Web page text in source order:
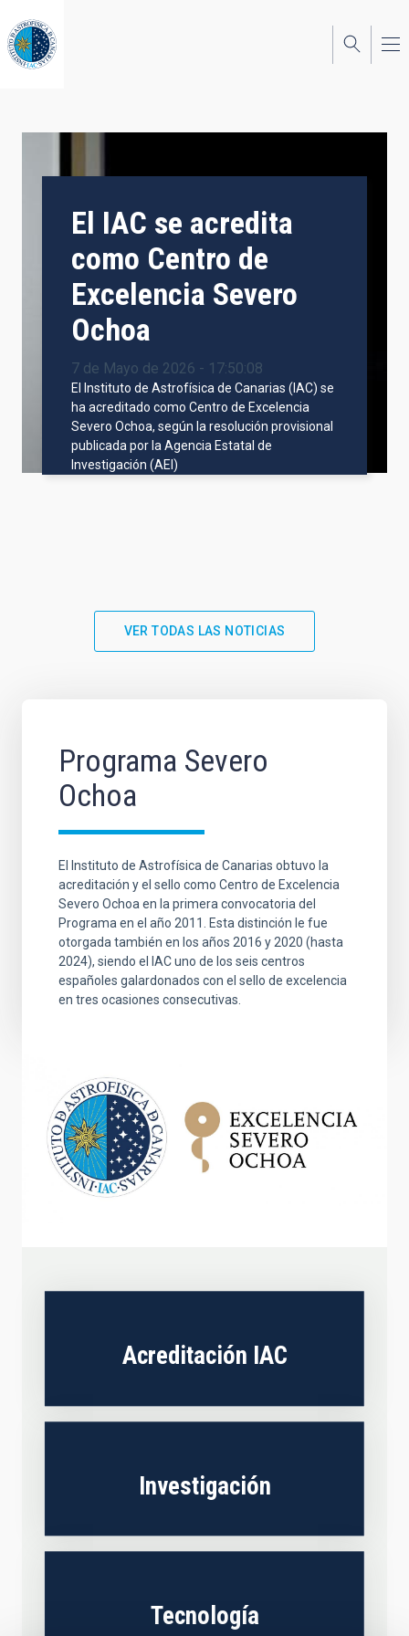
al
contenido
principal
El IAC se acredita
como Centro de
Excelencia Severo
Ochoa
7 de Mayo de 2026 - 17:50:08
El Instituto de Astrofísica de Canarias (IAC) se
ha acreditado como Centro de Excelencia
Severo Ochoa, según la resolución provisional
publicada por la Agencia Estatal de
Investigación (AEI)
VER TODAS LAS NOTICIAS
Programa Severo
Ochoa
El Instituto de Astrofísica de Canarias obtuvo la
acreditación y el sello como Centro de Excelencia
Severo Ochoa en la primera convocatoria del
Programa en el año 2011. Esta distinción le fue
otorgada también en los años 2016 y 2020 (hasta
2024), siendo el IAC uno de los seis centros
españoles galardonados con el sello de excelencia
en tres ocasiones consecutivas.
Acreditación IAC
Investigación
Tecnología